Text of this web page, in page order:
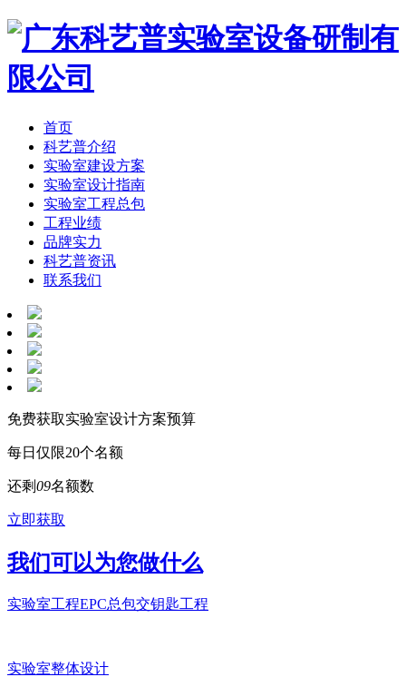
首页
科艺普介绍
实验室建设方案
实验室设计指南
实验室工程总包
工程业绩
品牌实力
科艺普资讯
联系我们
免费获取实验室设计方案预算
每日仅限20个名额
还剩09名额数
立即获取
我们可以为您做什么
实验室工程EPC总包交钥匙工程
实验室整体设计